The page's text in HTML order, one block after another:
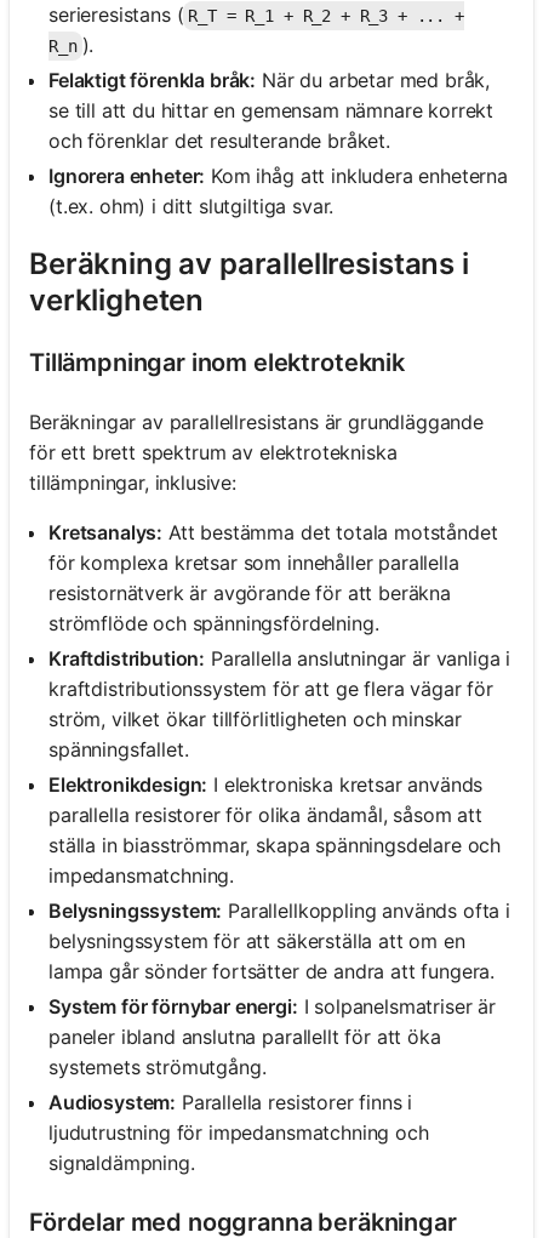
serieresistans ( R_T = R_1 + R_2 + R_3 + ... +
R_n ).
Felaktigt förenkla bråk: När du arbetar med bråk,
se till att du hittar en gemensam nämnare korrekt
och förenklar det resulterande bråket.
Ignorera enheter: Kom ihåg att inkludera enheterna
(t.ex. ohm) i ditt slutgiltiga svar.
Beräkning av parallellresistans i
verkligheten
Tillämpningar inom elektroteknik
Beräkningar av parallellresistans är grundläggande
för ett brett spektrum av elektrotekniska
tillämpningar, inklusive:
Kretsanalys: Att bestämma det totala motståndet
för komplexa kretsar som innehåller parallella
resistornätverk är avgörande för att beräkna
strömflöde och spänningsfördelning.
Kraftdistribution: Parallella anslutningar är vanliga i
kraftdistributionssystem för att ge flera vägar för
ström, vilket ökar tillförlitligheten och minskar
spänningsfallet.
Elektronikdesign: I elektroniska kretsar används
parallella resistorer för olika ändamål, såsom att
ställa in biasströmmar, skapa spänningsdelare och
impedansmatchning.
Belysningssystem: Parallellkoppling används ofta i
belysningssystem för att säkerställa att om en
lampa går sönder fortsätter de andra att fungera.
System för förnybar energi: I solpanelsmatriser är
paneler ibland anslutna parallellt för att öka
systemets strömutgång.
Audiosystem: Parallella resistorer finns i
ljudutrustning för impedansmatchning och
signaldämpning.
Fördelar med noggranna beräkningar